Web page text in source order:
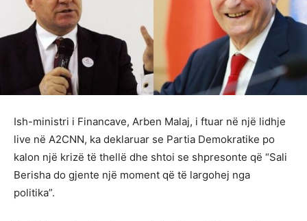
Ish-ministri i Financave, Arben Malaj, i ftuar në një lidhje
live në A2CNN, ka deklaruar se Partia Demokratike po
kalon një krizë të thellë dhe shtoi se shpresonte që “Sali
Berisha do gjente një moment që të largohej nga
politika”.